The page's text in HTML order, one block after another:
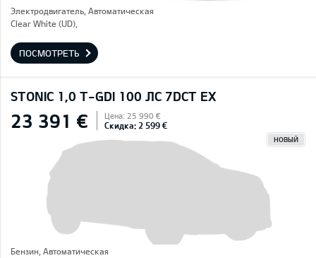
Электродвигатель, Автоматическая
Clear White (UD),
ПОСМОТРЕТЬ
STONIC 1,0 T-GDI 100 ЛС 7DCT EX
23 391 € Цена: 25 990 €
Скидка: 2 599 €
НОВЫЙ
Бензин, Автоматическая